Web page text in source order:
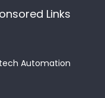
Links
Automation